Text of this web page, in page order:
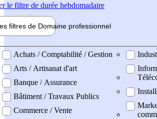
le filtre de durée hebdomadaire
filtres de Domaine professionnel
professionel
Achats / Comptabilité / Gestion
Arts / Artisanat d'art
Banque / Assurance
Bâtiment / Travaux Publics
Commerce / Vente